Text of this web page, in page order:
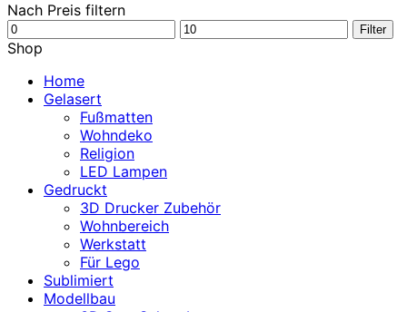
Nach Preis filtern
Min.
Preis
Max.
Filter
Shop
Home
Gelasert
Fußmatten
Wohndeko
Religion
LED Lampen
Gedruckt
3D Drucker Zubehör
Wohnbereich
Werkstatt
Für Lego
Sublimiert
Modellbau